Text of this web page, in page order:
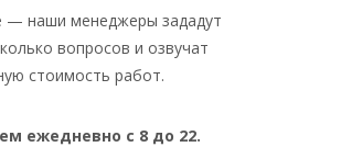
— наши менеджеры зададут
вопросов и озвучат
стоимость работ.
ежедневно с 8 до 22.